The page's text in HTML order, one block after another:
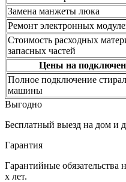
Замена манжеты люка
Ремонт электронных
Стоимость расходных
запасных частей
Цены на
Полное подключение
машины
Выгодно
Бесплатный выезд на дом и
Гарантия
Гарантийные обязательства
х лет.